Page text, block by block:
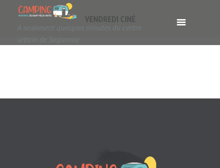
A seulement quelques minutes du centre
urbain de Saguenay
VENDREDI CINÉ